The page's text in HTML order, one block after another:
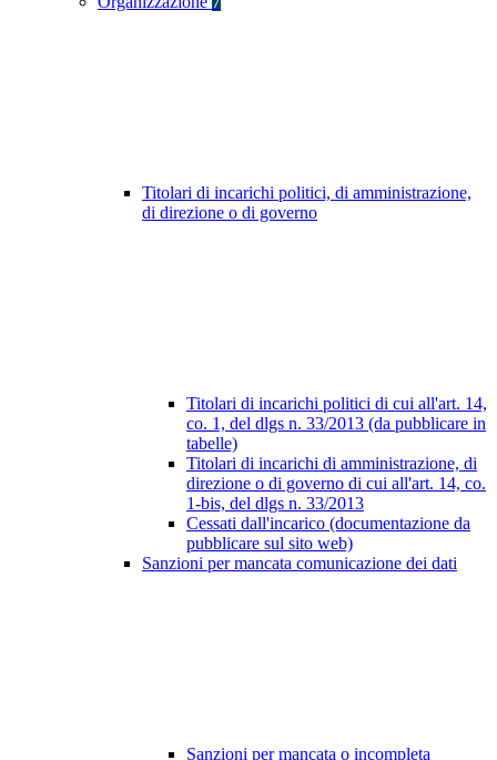
Titolari di incarichi politici, di amministrazione,
di direzione o di governo
Titolari di incarichi politici di cui all'art. 14,
co. 1, del dlgs n. 33/2013 (da pubblicare in
tabelle)
Titolari di incarichi di amministrazione, di
direzione o di governo di cui all'art. 14, co.
1-bis, del dlgs n. 33/2013
Cessati dall'incarico (documentazione da
pubblicare sul sito web)
Sanzioni per mancata comunicazione dei dati
Sanzioni per mancata o incompleta